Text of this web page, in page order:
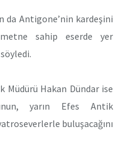
da Antigone’nin kardeşini
metne sahip eserde yer
Müdürü Hakan Dündar ise
yarın Efes Antik
buluşacağını